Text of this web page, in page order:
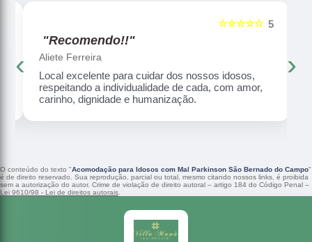
5
☆☆☆☆☆
"Recomendo!!"
Aliete Ferreira
Local excelente para cuidar dos nossos idosos,
respeitando a individualidade de cada, com amor,
carinho, dignidade e humanização.
‹ ›
O conteúdo do texto "Acomodação para Idosos com Mal Parkinson São Bernado do Campo"
é de direito reservado. Sua reprodução, parcial ou total, mesmo citando nossos links, é proibida
sem a autorização do autor. Crime de violação de direito autoral – artigo 184 do Código Penal –
Lei 9610/98 - Lei de direitos autorais